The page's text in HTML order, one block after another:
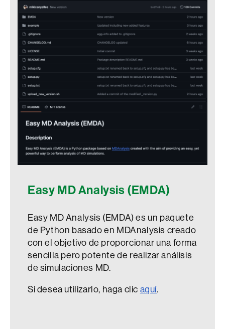
Easy MD Analysis (EMDA)
Easy MD Analysis (EMDA) es un paquete
de Python basado en MDAnalysis creado
con el objetivo de proporcionar una forma
sencilla pero potente de realizar análisis
de simulaciones MD.
Si desea utilizarlo, haga clic aquí.